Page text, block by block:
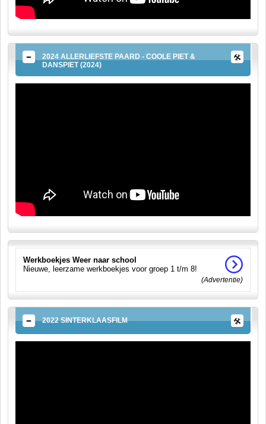
2024 ALLERLIEFSTE PAARD - COOLE PIET &
DANSPIET (2024)
Werkboekjes Weer naar school
Nieuwe, leerzame werkboekjes voor groep 1 t/m 8!
(Advertentie)
2022 SINTERKLAASFILM